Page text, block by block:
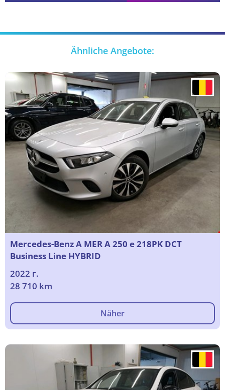
Ähnliche Angebote:
Mercedes-Benz A MER A 250 e 218PK DCT
Business Line HYBRID
2022 г.
28 710 km
Näher